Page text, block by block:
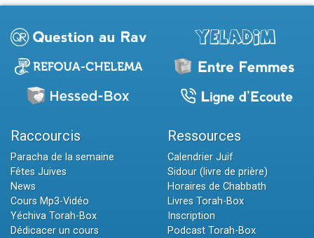
Raccourcis
Paracha de la semaine
Fêtes Juives
News
Cours Mp3-Vidéo
Yéchiva Torah-Box
Dédicacer un cours
Ressources
Calendrier Juif
Sidour (livre de prière)
Horaires de Chabbath
Livres Torah-Box
Inscription
Podcast Torah-Box